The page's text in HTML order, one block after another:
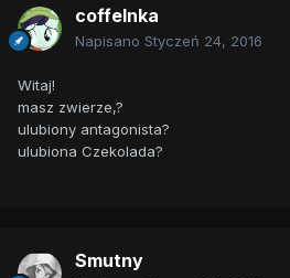
coffeInka
Napisano Styczeń 24, 2016
Witaj!
masz zwierze,?
ulubiony antagonista?
ulubiona Czekolada?
Smutny